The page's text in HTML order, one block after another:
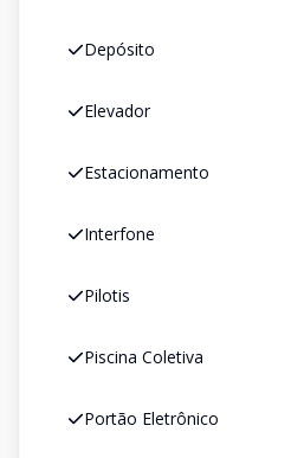
Depósito
Elevador
Estacionamento
Interfone
Pilotis
Piscina Coletiva
Portão Eletrônico